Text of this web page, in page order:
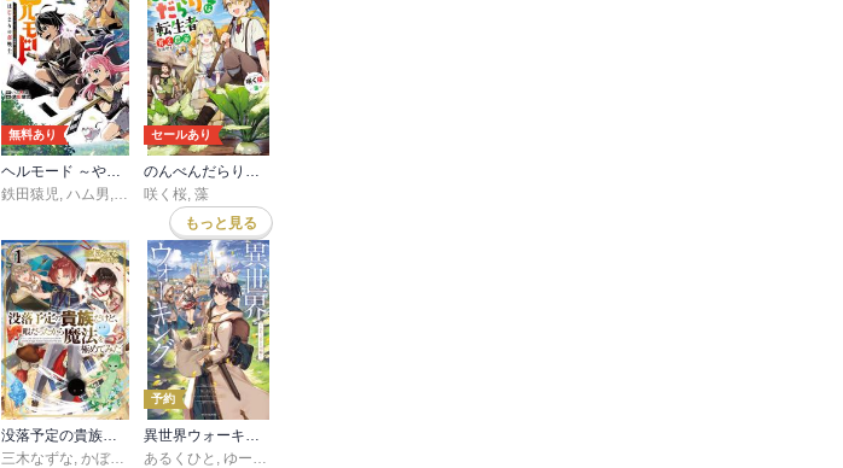
無料あり
ヘルモード ～やり込み好きのゲーマーは廃設定の異世界で無双する～ はじまりの召喚士
鉄田猿児
ハム男
セールあり
咲く桜 ,藻
もっと見る
没落予定の貴族だけど、暇だったから魔法を極めてみた
三木なずな, かぼちゃ
予約
異世界ウォーキング
あるくひと , ゆーにっと